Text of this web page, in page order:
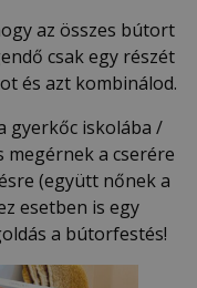
az összes bútort
csak egy részét
és azt kombinálod.
gyerkőc iskolába /
a cserére
(együtt nőnek a
esetben is egy
a bútorfestés!